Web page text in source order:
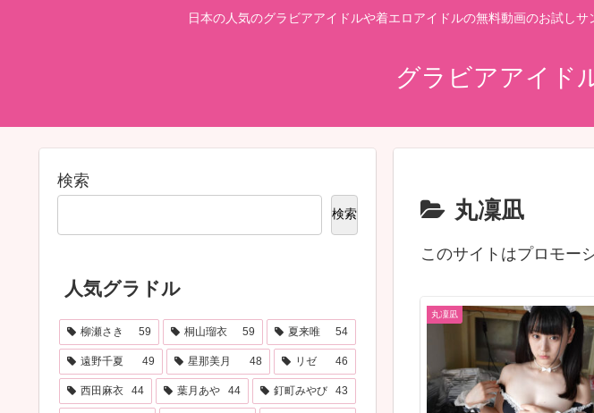
日本の人気のグラビアアイドルや着エロアイドルの無料動画のお試し
グラビアアイド
丸凜凪
このサイトはプロモー
丸凜凪
検索
検索
人気グラドル
柳瀬さき 59 桐山瑠衣 59 夏来唯 54
遠野千夏 49 星那美月 48 リゼ 46
西田麻衣 44 葉月あや 44 釘町みやび 43